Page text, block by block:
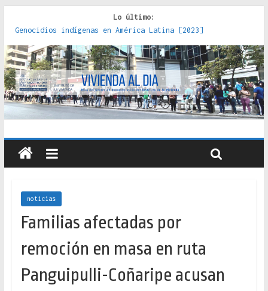
Lo último:
Genocidios indígenas en América Latina [2023]
Estudios sobre la espacialización de los Estados :
políticas, prácticas y representaciones [2022]
Donde el pedernal choca con el acero : hacia una teoría
crítica de las fronteras latinoamericanas [2020]
Criterios técnicos para una vivienda adecuada [2019]
Red de consultorios de la Caja del Seguro Obrero en
Santiago : un patrimonio emblemático [2014]
noticias
Familias afectadas por
remoción en masa en ruta
Panguipulli-Coñaripe acusan